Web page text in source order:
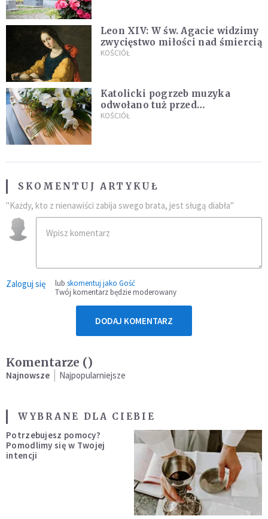
Leon XIV: W św. Agacie widzimy
zwycięstwo miłości nad śmiercią
KOŚCIÓŁ
Katolicki pogrzeb muzyka
odwołano tuż przed
uroczystością. Powodem była
KOŚCIÓŁ
SKOMENTUJ ARTYKUŁ
"Każdy, kto z nienawiści zabija swego brata, jest sługą diabła"
Zaloguj się lub skomentuj jako Gość
Twój komentarz będzie moderowany
DODAJ KOMENTARZ
Komentarze ()
Najnowsze Najpopularniejsze
WYBRANE DLA CIEBIE
Potrzebujesz pomocy?
Pomodlimy się w Twojej
intencji